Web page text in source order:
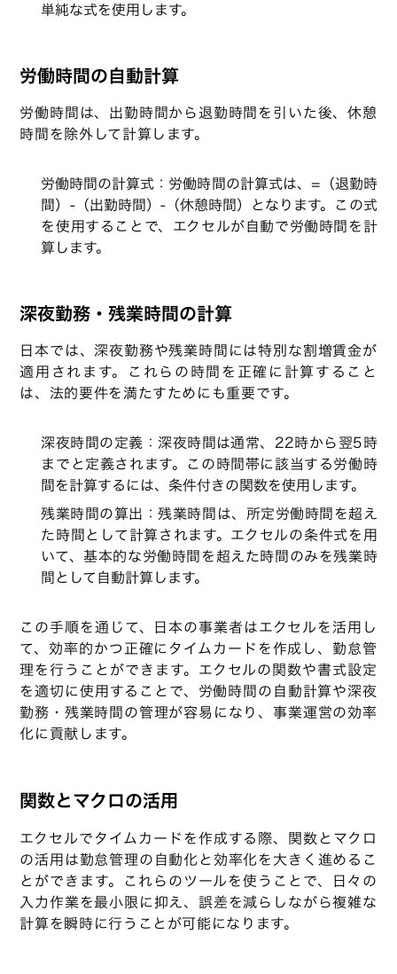
単純な式を使用します。
労働時間の自動計算
労働時間は、出勤時間から退勤時間を引いた後、休憩
時間を除外して計算します。
労働時間の計算式：労働時間の計算式は、=（退勤時
間）-（出勤時間）-（休憩時間）となります。この式
を使用することで、エクセルが自動で労働時間を計
算します。
深夜勤務・残業時間の計算
日本では、深夜勤務や残業時間には特別な割増賃金が
適用されます。これらの時間を正確に計算すること
は、法的要件を満たすためにも重要です。
深夜時間の定義：深夜時間は通常、22時から翌5時
までと定義されます。この時間帯に該当する労働時
間を計算するには、条件付きの関数を使用します。
残業時間の算出：残業時間は、所定労働時間を超え
た時間として計算されます。エクセルの条件式を用
いて、基本的な労働時間を超えた時間のみを残業時
間として自動計算します。
この手順を通じて、日本の事業者はエクセルを活用し
て、効率的かつ正確にタイムカードを作成し、勤怠管
理を行うことができます。エクセルの関数や書式設定
を適切に使用することで、労働時間の自動計算や深夜
勤務・残業時間の管理が容易になり、事業運営の効率
化に貢献します。
関数とマクロの活用
エクセルでタイムカードを作成する際、関数とマクロ
の活用は勤怠管理の自動化と効率化を大きく進めるこ
とができます。これらのツールを使うことで、日々の
入力作業を最小限に抑え、誤差を減らしながら複雑な
計算を瞬時に行うことが可能になります。